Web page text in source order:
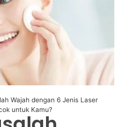
Wajah dengan 6 Jenis Laser
untuk Kamu?